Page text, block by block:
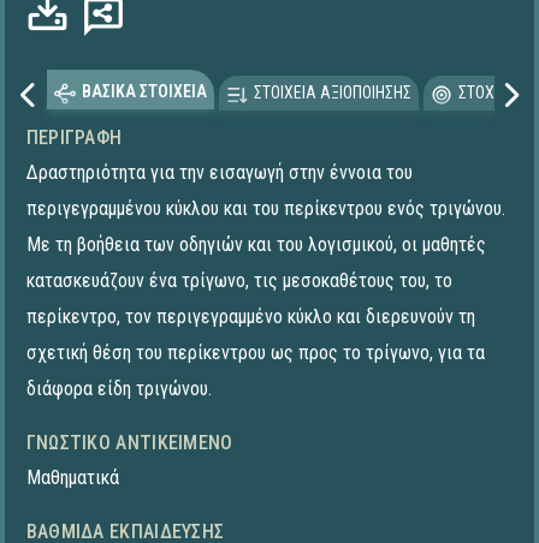
ΒΑΣΙΚΑ ΣΤΟΙΧΕΙΑ ΣΤΟΙΧΕΙΑ ΑΞΙΟΠΟΙΗΣΗΣ
ΠΕΡΙΓΡΑΦΉ
Δραστηριότητα για την εισαγωγή στην έννοια του
περιγεγραμμένου κύκλου και του περίκεντρου ενός τριγώνου.
Με τη βοήθεια των οδηγιών και του λογισμικού, οι μαθητές
κατασκευάζουν ένα τρίγωνο, τις μεσοκαθέτους του, το
περίκεντρο, τον περιγεγραμμένο κύκλο και διερευνούν τη
σχετική θέση του περίκεντρου ως προς το τρίγωνο, για τα
διάφορα είδη τριγώνου.
ΓΝΩΣΤΙΚΌ ΑΝΤΙΚΕΊΜΕΝΟ
Μαθηματικά
ΒΑΘΜΊΔΑ ΕΚΠΑΊΔΕΥΣΗΣ